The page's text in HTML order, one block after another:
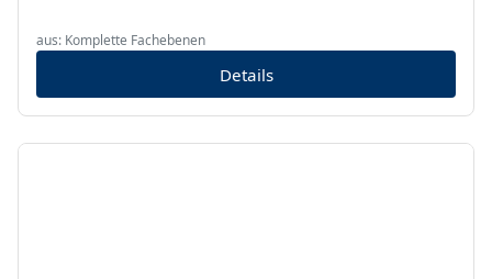
aus: Komplette Fachebenen
Details